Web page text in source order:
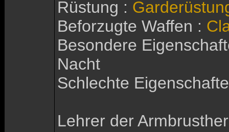
Rüstung :
Beforzugte Waffen :
Besondere
Nacht
Schlechte
Lehrer der